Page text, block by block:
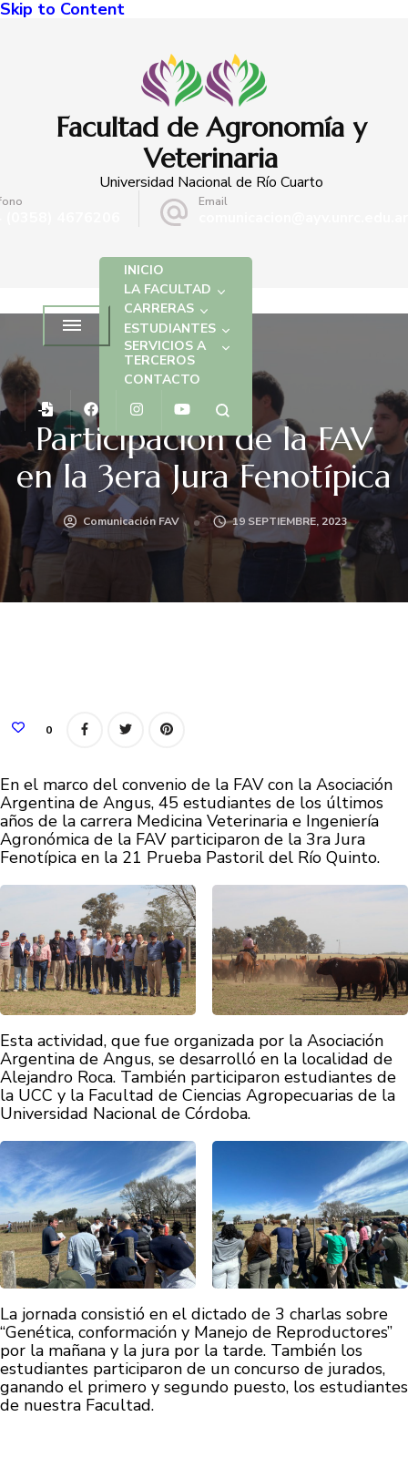
Skip to Content
Facultad de Agronomía y
Veterinaria
Universidad Nacional de Río Cuarto
Email
INICIO
LA FACULTAD
CARRERAS
ESTUDIANTES
SERVICIOS A
TERCEROS
CONTACTO
NOTICIAS
Participación de la FAV
en la 3era Jura Fenotípica
Comunicación FAV 19 SEPTIEMBRE, 2023
0
En el marco del convenio de la FAV con la Asociación
Argentina de Angus, 45 estudiantes de los últimos
años de la carrera Medicina Veterinaria e Ingeniería
Agronómica de la FAV participaron de la 3ra Jura
Fenotípica en la 21 Prueba Pastoril del Río Quinto.
Esta actividad, que fue organizada por la Asociación
Argentina de Angus, se desarrolló en la localidad de
Alejandro Roca. También participaron estudiantes de
la UCC y la Facultad de Ciencias Agropecuarias de la
Universidad Nacional de Córdoba.
La jornada consistió en el dictado de 3 charlas sobre
“Genética, conformación y Manejo de Reproductores”
por la mañana y la jura por la tarde. También los
estudiantes participaron de un concurso de jurados,
ganando el primero y segundo puesto, los estudiantes
de nuestra Facultad.